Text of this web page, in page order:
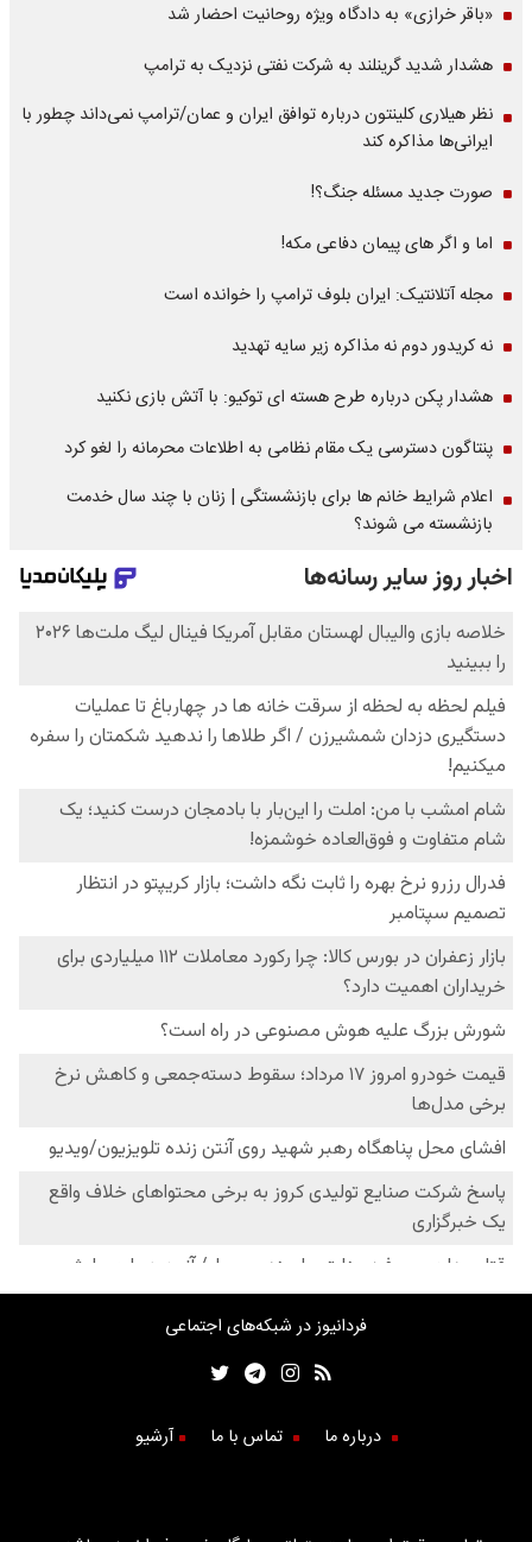
«باقر خرازی» به دادگاه ویژه روحانیت احضار شد
هشدار شدید گرینلند به شرکت نفتی نزدیک به ترامپ
نظر هیلاری کلینتون درباره توافق ایران و عمان/ترامپ نمی‌داند چطور با
ایرانی‌ها مذاکره کند
صورت جدید مسئله جنگ؟!
اما و اگر های پیمان دفاعی مکه!
مجله آتلانتیک: ایران بلوف ترامپ را خوانده است
نه کریدور دوم نه مذاکره زیر سایه تهدید
هشدار پکن درباره طرح هسته ای توکیو: با آتش بازی نکنید
پنتاگون دسترسی یک مقام نظامی به اطلاعات محرمانه را لغو کرد
اعلام شرایط خانم ها برای بازنشستگی | زنان با چند سال خدمت
بازنشسته می شوند؟
فردانیوز در شبکه‌های اجتماعی
درباره ما تماس با ما آرشیو